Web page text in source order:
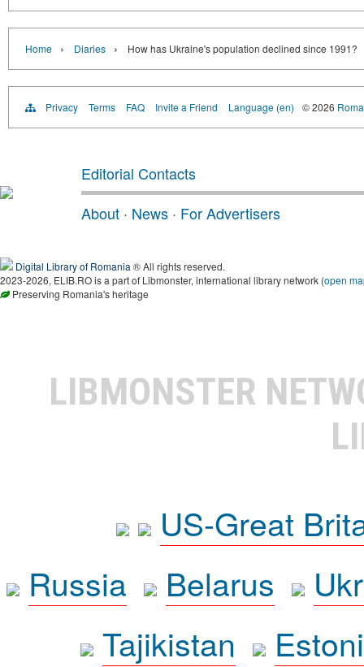
Home › Diaries › How has Ukraine's population declined since 1991?
Privacy Terms FAQ Invite a Friend Language (en) © 2026
Editorial Contacts
About · News · For Advertisers
Digital Library of Romania ® All rights reserved.
2023-2026, ELIB.RO is a part of Libmonster, international library network (open
Preserving Romania's heritage
LIBMONSTER
US-Great
Russia
Belarus
Tajikistan